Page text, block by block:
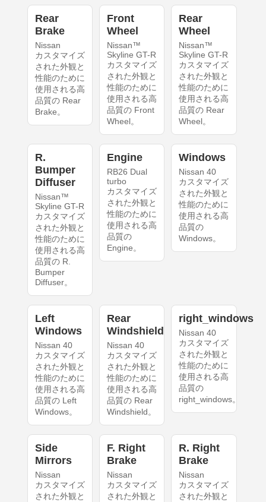
Rear
Brake
Nissan
カスタマイズ
された外観と
性能のために
使用される高
品質の Rear
Brake。
Front
Wheel
Nissan™
Skyline GT-R
カスタマイズ
された外観と
性能のために
使用される高
品質の Front
Wheel。
Rear
Wheel
Nissan™
Skyline GT-R
カスタマイズ
された外観と
性能のために
使用される高
品質の Rear
Wheel。
R.
Bumper
Diffuser
Nissan™
Skyline GT-R
カスタマイズ
された外観と
性能のために
使用される高
品質の R.
Bumper
Diffuser。
Engine
RB26 Dual
turbo
カスタマイズ
された外観と
性能のために
使用される高
品質の
Engine。
Windows
Nissan 40
カスタマイズ
された外観と
性能のために
使用される高
品質の
Windows。
Left
Windows
Nissan 40
カスタマイズ
された外観と
性能のために
使用される高
品質の Left
Windows。
Rear
Windshield
Nissan 40
カスタマイズ
された外観と
性能のために
使用される高
品質の Rear
Windshield。
right_windows
Nissan 40
カスタマイズ
された外観と
性能のために
使用される高
品質の
right_windows。
Side
Mirrors
Nissan
カスタマイズ
された外観と
F. Right
Brake
Nissan
カスタマイズ
された外観と
R. Right
Brake
Nissan
カスタマイズ
された外観と